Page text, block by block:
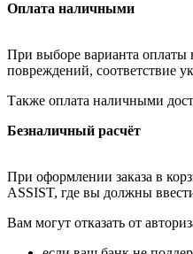
Оплата наличными
При выборе варианта оплаты
повреждений, соответствие
Также оплата наличными
Безналичный расчёт
При оформлении заказа в
ASSIST, где вы должны
Вам могут отказать от